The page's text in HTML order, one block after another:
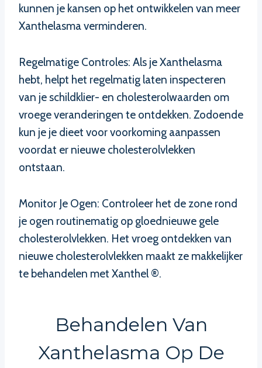
kunnen je kansen op het ontwikkelen van meer
Xanthelasma verminderen.
Regelmatige Controles: Als je Xanthelasma
hebt, helpt het regelmatig laten inspecteren
van je schildklier- en cholesterolwaarden om
vroege veranderingen te ontdekken. Zodoende
kun je je dieet voor voorkoming aanpassen
voordat er nieuwe cholesterolvlekken
ontstaan.
Monitor Je Ogen: Controleer het de zone rond
je ogen routinematig op gloednieuwe gele
cholesterolvlekken. Het vroeg ontdekken van
nieuwe cholesterolvlekken maakt ze makkelijker
te behandelen met Xanthel ®.
Behandelen Van
Xanthelasma Op De